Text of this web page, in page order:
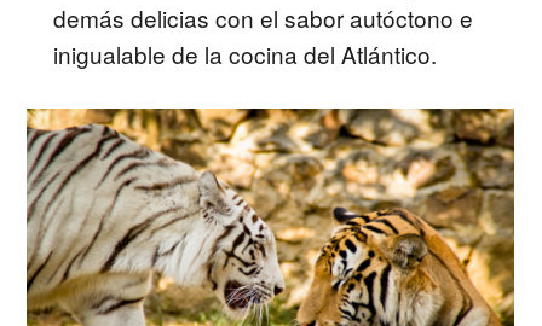
demás delicias con el sabor autóctono e
inigualable de la cocina del Atlántico.